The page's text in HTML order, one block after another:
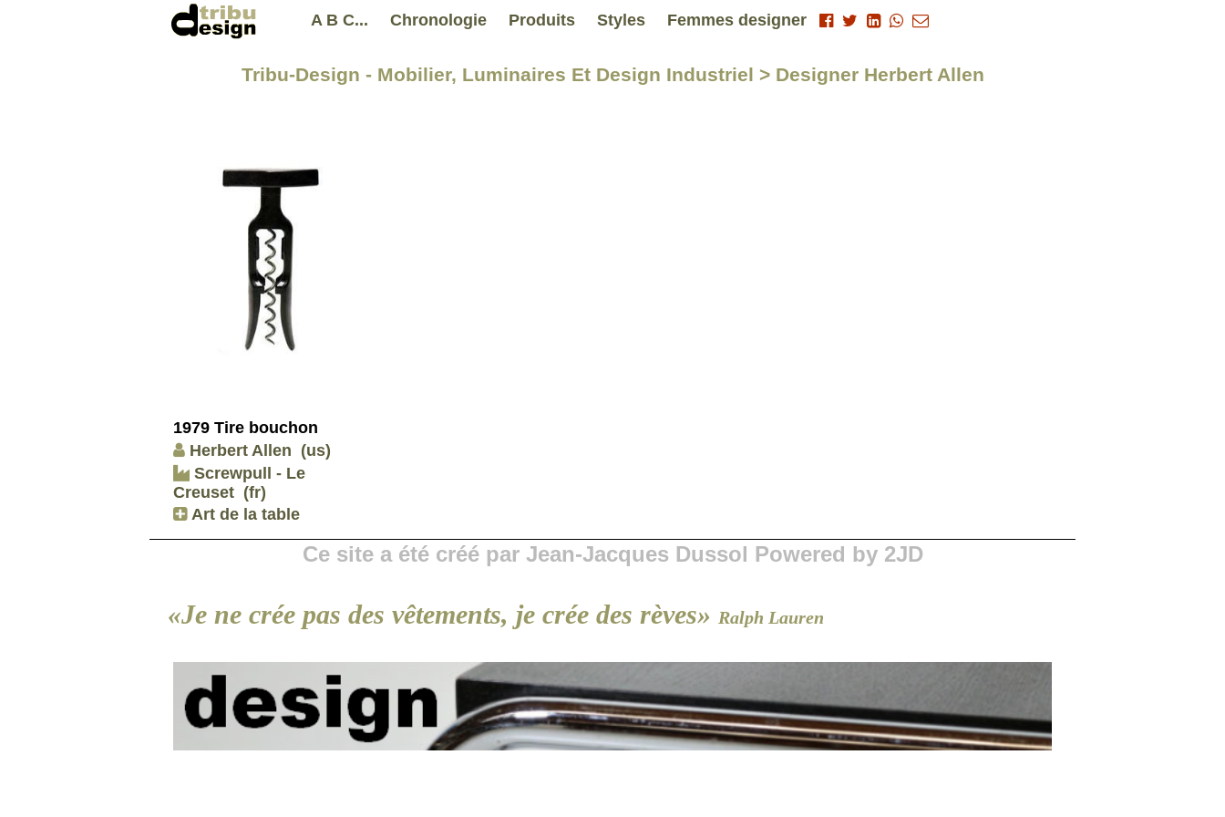
A B C... Chronologie Produits Styles Femmes designer
Tribu-Design - Mobilier, Luminaires Et Design Industriel > Designer Herbert Allen
1979 Tire bouchon
Herbert Allen (us)
Screwpull - Le
Creuset (fr)
Art de la table
Ce site a été créé par Jean-Jacques Dussol Powered by 2JD
«Je ne crée pas des vêtements, je crée des rèves» Ralph Lauren